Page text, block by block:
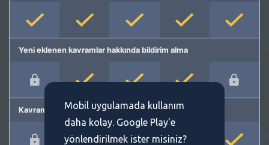
Yeni eklenen kavramlar hakkında bildirim alma
Kavram önermeMobil uygulamada kullanım
daha kolay. Google Play'e
yönlendirilmek ister misiniz?